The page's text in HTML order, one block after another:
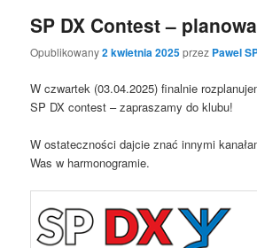
SP DX Contest –
Opublikowany2 kwietnia 2025przez Pawel
W czwartek (03.04.2025) finalnie
SP DX contest – zapraszamy do klubu!
W ostateczności dajcie znać innymi
Was w harmonogramie.